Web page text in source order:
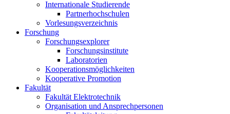
Internationale Studierende
Partnerhochschulen
Vorlesungsverzeichnis
Forschung
Forschungsexplorer
Forschungsinstitute
Laboratorien
Kooperationsmöglichkeiten
Kooperative Promotion
Fakultät
Fakultät Elektrotechnik
Organisation und Ansprechpersonen